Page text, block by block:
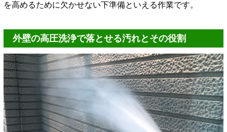
を高めるために欠かせない下準備といえる作業です。
外壁の高圧洗浄で落とせる汚れとその役割